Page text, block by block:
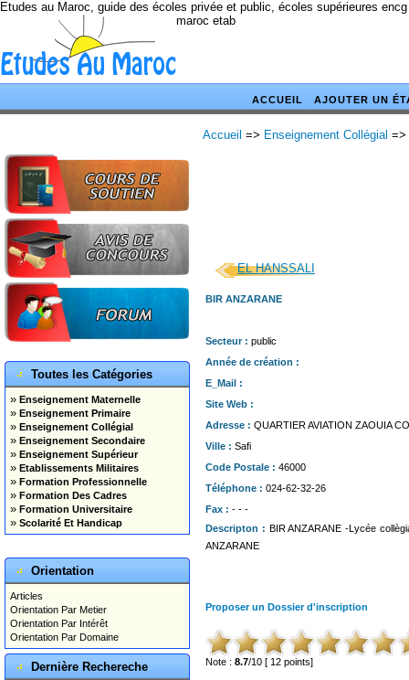
Etudes au Maroc, guide des écoles privée et public, écoles supérieures
maroc etab
ACCUEIL AJOUTER UN
Toutes les Catégories
» Enseignement Maternelle
» Enseignement Primaire
» Enseignement Collégial
» Enseignement Secondaire
» Enseignement Supérieur
» Etablissements Militaires
» Formation Professionnelle
» Formation Des Cadres
» Formation Universitaire
» Scolarité Et Handicap
Orientation
Articles
Orientation Par Metier
Orientation Par Intérêt
Orientation Par Domaine
Dernière Rechereche
Accueil => Enseignement Collégial =>
EL HANSSALI
BIR ANZARANE
Secteur : public
Année de création :
E_Mail :
Site Web :
Adresse : QUARTIER AVIATION ZAOUIA
Ville : Safi
Code Postale : 46000
Téléphone : 024-62-32-26
Fax : - - -
Descripton : BIR ANZARANE -Lycée
ANZARANE
Proposer un Dossier d'inscription
Note : 8.7/10 [ 12 points]